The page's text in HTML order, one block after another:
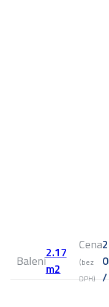
Balení2.17
m2
Cena
(bez
DPH)
2
/